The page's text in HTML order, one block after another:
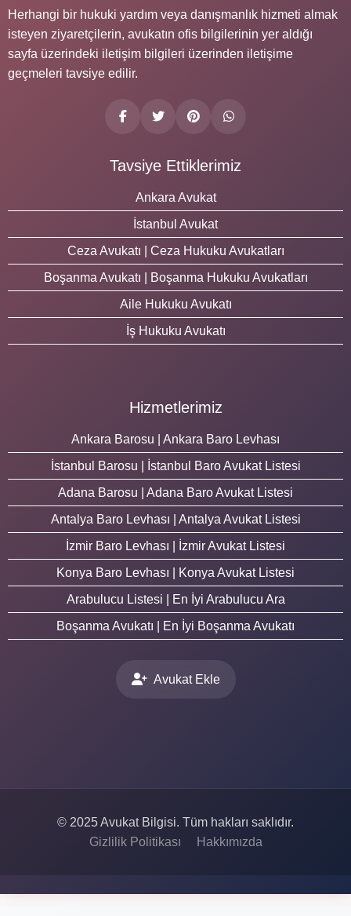
Herhangi bir hukuki yardım veya danışmanlık hizmeti almak
isteyen ziyaretçilerin, avukatın ofis bilgilerinin yer aldığı
sayfa üzerindeki iletişim bilgileri üzerinden iletişime
geçmeleri tavsiye edilir.
Tavsiye Ettiklerimiz
Ankara Avukat
İstanbul Avukat
Ceza Avukatı | Ceza Hukuku Avukatları
Boşanma Avukatı | Boşanma Hukuku Avukatları
Aile Hukuku Avukatı
İş Hukuku Avukatı
Hizmetlerimiz
Ankara Barosu | Ankara Baro Levhası
İstanbul Barosu | İstanbul Baro Avukat Listesi
Adana Barosu | Adana Baro Avukat Listesi
Antalya Baro Levhası | Antalya Avukat Listesi
İzmir Baro Levhası | İzmir Avukat Listesi
Konya Baro Levhası | Konya Avukat Listesi
Arabulucu Listesi | En İyi Arabulucu Ara
Boşanma Avukatı | En İyi Boşanma Avukatı
Avukat Ekle
© 2025 Avukat Bilgisi. Tüm hakları saklıdır.
Gizlilik Politikası
Hakkımızda